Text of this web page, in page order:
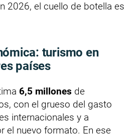
2026, el cuello de botella es
turismo en
países
6,5 millones de
con el grueso del gasto
internacionales y a
el nuevo formato. En ese